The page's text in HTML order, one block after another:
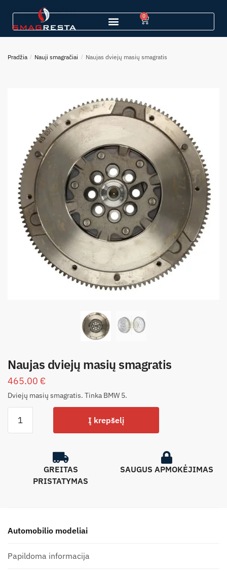
0
Pradžia / Nauji smagračiai / Naujas dviejų masių smagratis
Naujas dviejų masių smagratis
465.00 €
Dviejų masių smagratis. Tinka BMW 5.
Į krepšelį
GREITAS
PRISTATYMAS
SAUGUS APMOKĖJIMAS
Automobilio modeliai
Papildoma informacija